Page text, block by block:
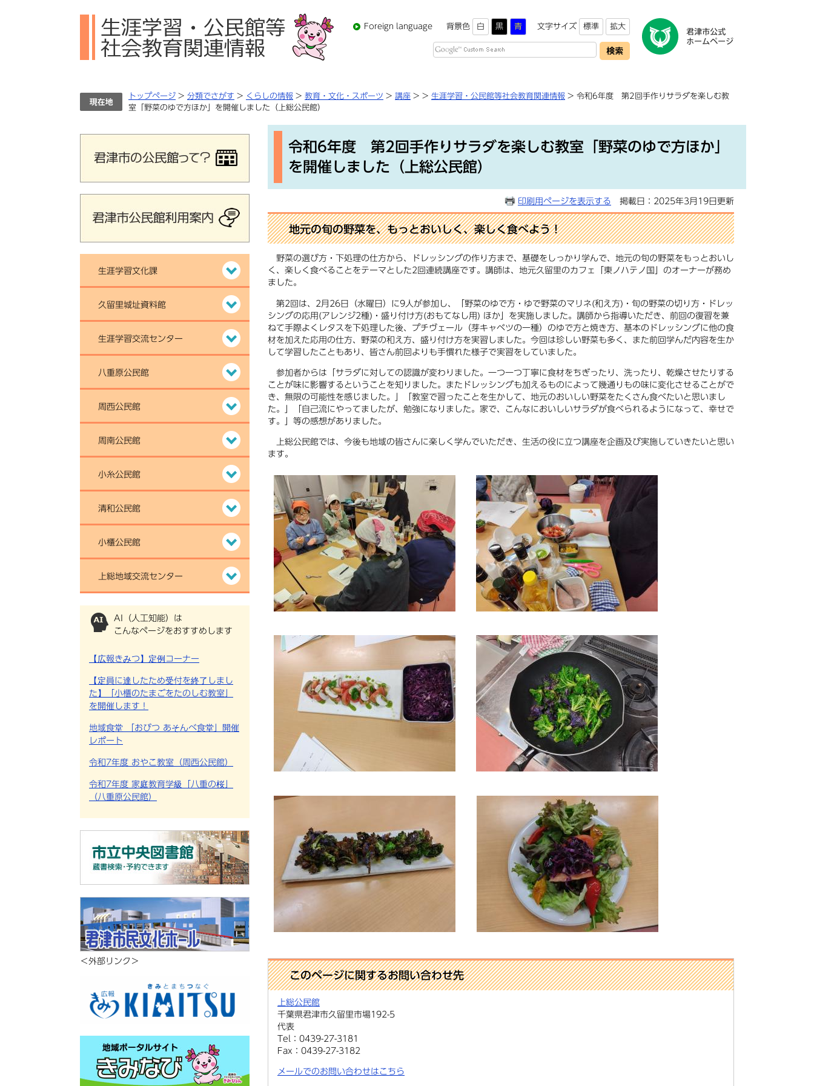
Foreign language 背景色 白 黒 青 文字サイズ 標準 拡大
タ
トップページ > 分類でさがす > くらしの情報 > 教育・文化・スポーツ > 講座 > > 生涯学習・公民館等社会教育関連情報 > 令和6年度 第2回手作りサラダを楽しむ教
室「野菜のゆで方ほか」を開催しました（上総公民館）
生涯学習文化課
久留里城址資料館
生涯学習交流センター
八重原公民館
周西公民館
周南公民館
小糸公民館
清和公民館
小櫃公民館
上総地域交流センター
AI（人工知能）は
こんなページをおすすめします
【広報きみつ】定例コーナー
【定員に達したため受付を終了しまし
た】「小櫃のたまごをたのしむ教室」
を開催します！
地域食堂 「おびつ あそんべ食堂」開催
レポート
令和7年度 おやこ教室（周西公民館）
令和7年度 家庭教育学級「八重の桜」
（八重原公民館）
＜外部リンク＞
本
令和6年度 第2回手作りサラダを楽しむ教室「野菜のゆで方ほか」
を開催しました（上総公民館）
印刷用ページを表示する 掲載日：2025年3月19日更新
地元の旬の野菜を、もっとおいしく、楽しく食べよう！
野菜の選び方・下処理の仕方から、ドレッシングの作り方まで、基礎をしっかり学んで、地元の旬の野菜をもっとおいし
く、楽しく食べることをテーマとした2回連続講座です。講師は、地元久留里のカフェ「東ノハテノ国」のオーナーが務め
ました。
第2回は、2月26日（水曜日）に9人が参加し、「野菜のゆで方・ゆで野菜のマリネ(和え方)・旬の野菜の切り方・ドレッ
シングの応用(アレンジ2種)・盛り付け方(おもてなし用) ほか」を実施しました。講師から指導いただき、前回の復習を兼
ねて手際よくレタスを下処理した後、プチヴェール（芽キャベツの一種）のゆで方と焼き方、基本のドレッシングに他の食
材を加えた応用の仕方、野菜の和え方、盛り付け方を実習しました。今回は珍しい野菜も多く、また前回学んだ内容を生か
して学習したこともあり、皆さん前回よりも手慣れた様子で実習をしていました。
参加者からは「サラダに対しての認識が変わりました。一つ一つ丁寧に食材をちぎったり、洗ったり、乾燥させたりする
ことが味に影響するということを知りました。またドレッシングも加えるものによって幾通りもの味に変化させることがで
き、無限の可能性を感じました。」「教室で習ったことを生かして、地元のおいしい野菜をたくさん食べたいと思いまし
た。」「自己流にやってましたが、勉強になりました。家で、こんなにおいしいサラダが食べられるようになって、幸せで
す。」等の感想がありました。
上総公民館では、今後も地域の皆さんに楽しく学んでいただき、生活の役に立つ講座を企画及び実施していきたいと思い
ます。
このページに関するお問い合わせ先
上総公民館
代表
千葉県君津市久留里市場192-5
Tel：0439-27-3181
Fax：0439-27-3182
メールでのお問い合わせはこちら